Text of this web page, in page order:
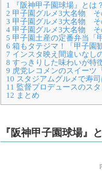
1
『阪神甲子園球場』とは？
2 甲子園グルメ3大名物 そ
3 甲子園グルメ3大名物 そ
4 甲子園グルメ3大名物 そ
5 甲子園土産の定番弁当「
6 箱もタテジマ！「甲子園
7 インスタ映え間違いなし
8 すっきりした味わいが特
9 虎党レコメンのスイーツ
10 スタジアムグルメで寿
11 監督プロデュースのス
12 まとめ
『阪神甲子園球場』